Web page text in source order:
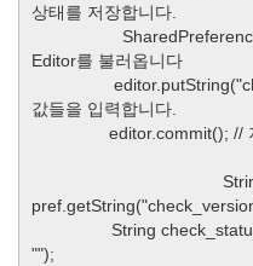
상태를 저장합니다.
Editor를 불러옵니다
값들을 입력합니다.
editor.commit(); //
String
"");